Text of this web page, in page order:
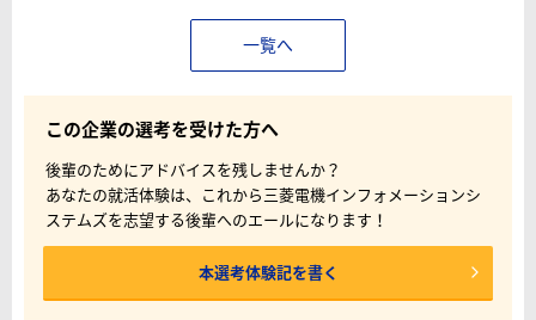
一覧へ
この企業の選考を受けた方へ
後輩のためにアドバイスを残しませんか？
あなたの就活体験は、これから三菱電機インフォメーションシ
ステムズを志望する後輩へのエールになります！
本選考体験記を書く